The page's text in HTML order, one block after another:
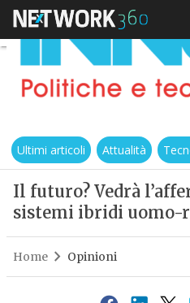
Ultimi articoli Attualità
Il futuro? Vedrà
sistemi ibridi uomo-
Home Opinioni